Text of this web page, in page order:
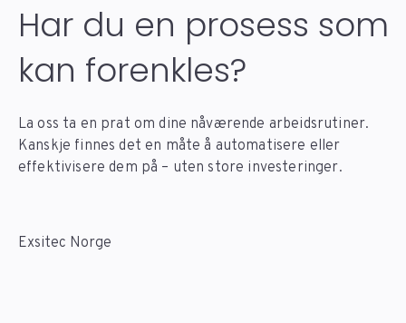
Har du en prosess som
kan forenkles?
La oss ta en prat om dine nåværende arbeidsrutiner.
Kanskje finnes det en måte å automatisere eller
effektivisere dem på – uten store investeringer.
Exsitec Norge